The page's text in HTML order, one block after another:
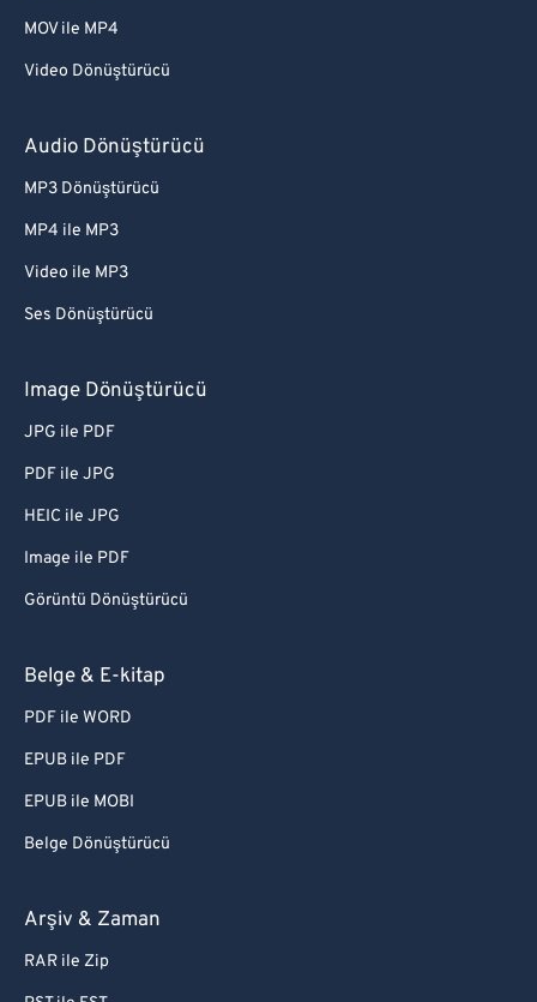
MOV ile MP4
Video Dönüştürücü
Audio Dönüştürücü
MP3 Dönüştürücü
MP4 ile MP3
Video ile MP3
Ses Dönüştürücü
Image Dönüştürücü
JPG ile PDF
PDF ile JPG
HEIC ile JPG
Image ile PDF
Görüntü Dönüştürücü
Belge & E-kitap
PDF ile WORD
EPUB ile PDF
EPUB ile MOBI
Belge Dönüştürücü
Arşiv & Zaman
RAR ile Zip